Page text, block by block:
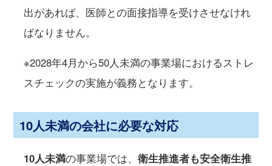
出があれば、医師との面接指導を受けさせなけれ
ばなりません。
※2028年4月から50人未満の事業場におけるストレ
スチェックの実施が義務となります。
10人未満の会社に必要な対応
10人未満の事業場では、衛生推進者も安全衛生推